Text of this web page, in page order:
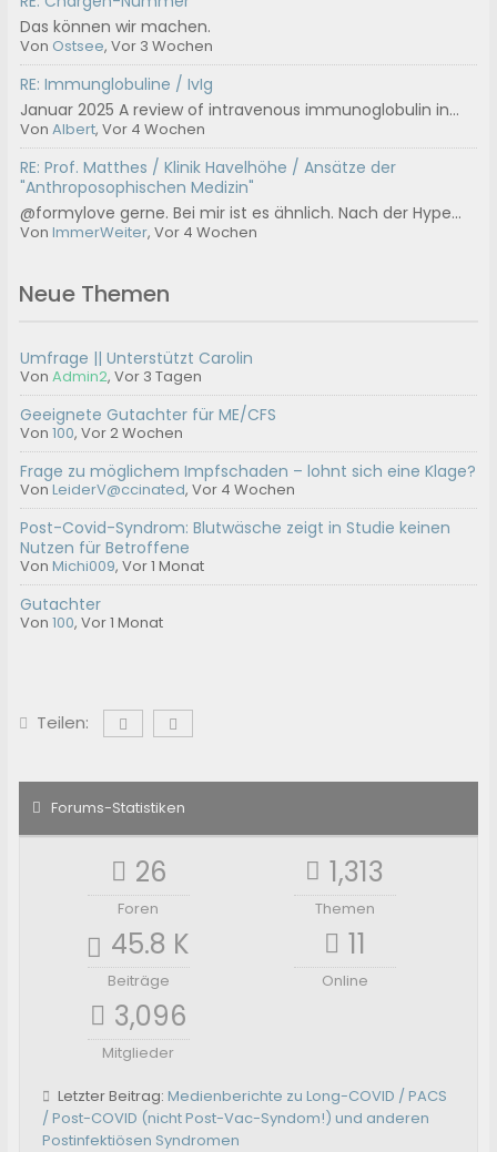
Das können wir machen.
Von Ostsee, Vor 3 Wochen
RE: Immunglobuline / IvIg
Januar 2025 A review of intravenous immunoglobulin in...
VonAlbert, Vor 4 Wochen
RE: Prof. Matthes / Klinik Havelhöhe / Ansätze der
"Anthroposophischen Medizin"
@formylove gerne. Bei mir ist es ähnlich. Nach der Hype...
VonImmerWeiter, Vor 4 Wochen
Neue Themen
Umfrage || Unterstützt Carolin
VonAdmin2,Vor 3 Tagen
Geeignete Gutachter für ME/CFS
Von100,Vor 2 Wochen
Frage zu möglichem Impfschaden – lohnt sich eine Klage?
VonLeiderV@ccinated,Vor 4 Wochen
Post-Covid-Syndrom: Blutwäsche zeigt in Studie keinen
Nutzen für Betroffene
VonMichi009,Vor 1 Monat
Gutachter
Von100,Vor 1 Monat
Teilen:
Forums-Statistiken
26
Foren
1,313
Themen
45.8 K
Beiträge
11
Online
3,096
Mitglieder
Letzter Beitrag: Medienberichte zu Long-COVID / PACS
/ Post-COVID (nicht Post-Vac-Syndom!) und anderen
Postinfektiösen Syndromen